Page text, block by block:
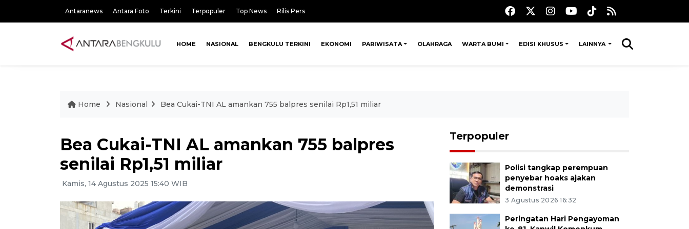
Antaranews Antara Foto Terkini Terpopuler Top News Rilis Pers
HOME NASIONAL BENGKULU TERKINI EKONOMI PARIWISATA OLAHRAGA WARTA BUMI EDISI KHUSUS LAINNYA
Home Nasional Bea Cukai-TNI AL amankan 755 balpres senilai Rp1,51 miliar
Bea Cukai-TNI AL amankan 755 balpres
senilai Rp1,51 miliar
Kamis, 14 Agustus 2025 15:40 WIB
Terpopuler
Polisi tangkap perempuan
penyebar hoaks ajakan
demonstrasi
3 Agustus 2026 16:32
Peringatan Hari Pengayoman